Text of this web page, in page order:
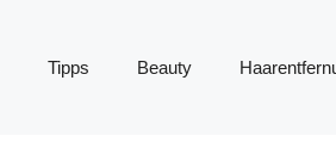
Tipps Beauty